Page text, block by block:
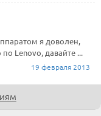
я доволен,
Lenovo, давайте ...
19 февраля 2013